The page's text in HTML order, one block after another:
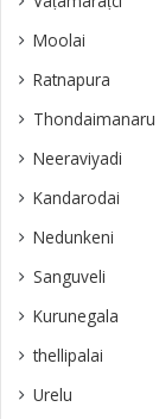
Moolai
Ratnapura
Thondaimanaru
Neeraviyadi
Kandarodai
Nedunkeni
Sanguveli
Kurunegala
thellipalai
Urelu